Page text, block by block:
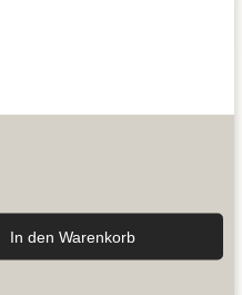
In den Warenkorb